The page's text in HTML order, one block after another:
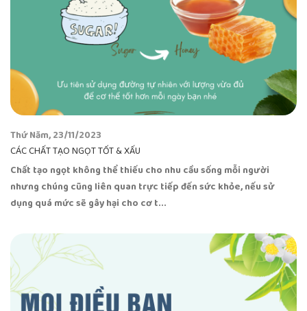
Thứ Năm, 23/11/2023
CÁC CHẤT TẠO NGỌT TỐT & XẤU
Chất tạo ngọt không thể thiếu cho nhu cầu sống mỗi người
nhưng chúng cũng liên quan trực tiếp đến sức khỏe, nếu sử
dụng quá mức sẽ gây hại cho cơ t...